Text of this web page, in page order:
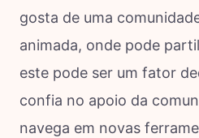
gosta de uma
animada, onde pode
este pode ser um fator
confia no apoio da
navega em novas